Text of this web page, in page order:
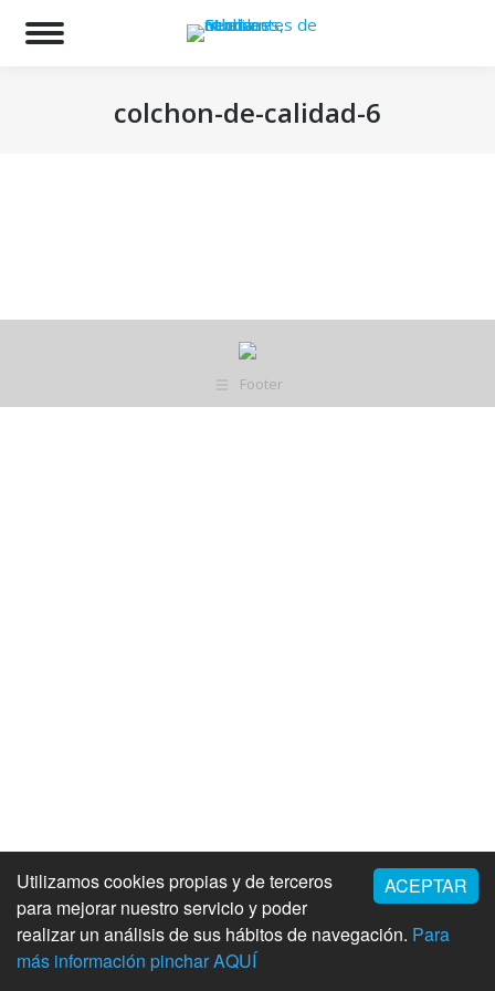
ACEPTAR
Utilizamos cookies propias y de terceros
para mejorar nuestro servicio y poder
realizar un análisis de sus hábitos de navegación. Para
más información pinchar AQUÍ
colchon-de-calidad-6
Footer